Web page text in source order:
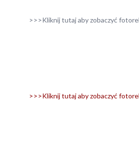
>>>Kliknij tutaj aby zobaczyć
>>>Kliknij tutaj aby zobaczyć